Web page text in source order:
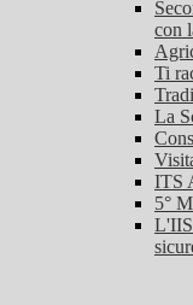
con
Ti
La
ITS
5°
L'IIS